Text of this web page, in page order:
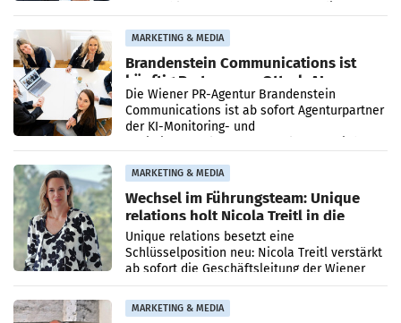
MARKETING & MEDIA
Brandenstein Communications ist
künftig Partner von OtterlyAI
Die Wiener PR-Agentur Brandenstein
Communications ist ab sofort Agenturpartner
der KI-Monitoring- und
MARKETING & MEDIA
Wechsel im Führungsteam: Unique
relations holt Nicola Treitl in die
Geschäftsleitung
Unique relations besetzt eine
Schlüsselposition neu: Nicola Treitl verstärkt
ab sofort die Geschäftsleitung der Wiener
PR-Agentur an der Seite von Josef Kalina und
Anna Kalina-Mahr.
MARKETING & MEDIA